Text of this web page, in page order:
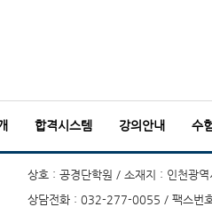
합격시스템 강의안내 수
상호 : 공경단학원 / 소재지 : 인천광
상담전화 : 032-277-0055 / 팩스번